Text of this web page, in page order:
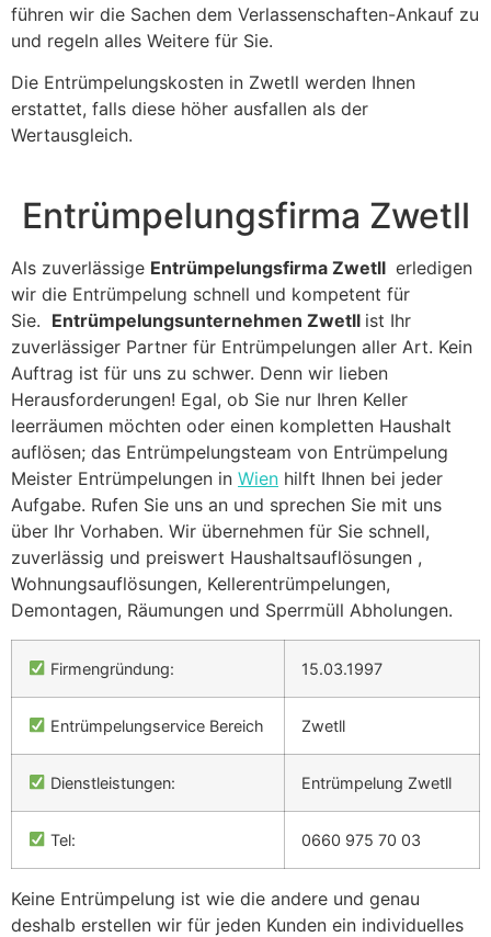
führen wir die Sachen dem Verlassenschaften-Ankauf zu
und regeln alles Weitere für Sie.
Die Entrümpelungskosten in Zwetll werden Ihnen
erstattet, falls diese höher ausfallen als der
Wertausgleich.
Entrümpelungsfirma Zwetll
Als zuverlässige Entrümpelungsfirma Zwetll erledigen
wir die Entrümpelung schnell und kompetent für
Sie. Entrümpelungsunternehmen Zwetll ist Ihr
zuverlässiger Partner für Entrümpelungen aller Art. Kein
Auftrag ist für uns zu schwer. Denn wir lieben
Herausforderungen! Egal, ob Sie nur Ihren Keller
leerräumen möchten oder einen kompletten Haushalt
auflösen; das Entrümpelungsteam von Entrümpelung
Meister Entrümpelungen in Wien hilft Ihnen bei jeder
Aufgabe. Rufen Sie uns an und sprechen Sie mit uns
über Ihr Vorhaben. Wir übernehmen für Sie schnell,
zuverlässig und preiswert Haushaltsauflösungen ,
Wohnungsauflösungen, Kellerentrümpelungen,
Demontagen, Räumungen und Sperrmüll Abholungen.
Firmengründung: 15.03.1997
Entrümpelungservice Bereich Zwetll
Dienstleistungen: Entrümpelung Zwetll
Tel: 0660 975 70 03
Keine Entrümpelung ist wie die andere und genau
deshalb erstellen wir für jeden Kunden ein individuelles